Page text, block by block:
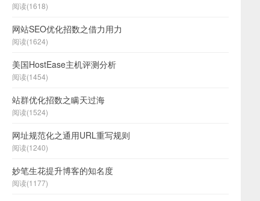
阅读(1618)
网站SEO优化招数之借力用力
阅读(1624)
美国HostEase主机评测分析
阅读(1454)
站群优化招数之瞒天过海
阅读(1524)
网址规范化之通用URL重写规则
阅读(1240)
妙笔生花提升博客的知名度
阅读(1177)